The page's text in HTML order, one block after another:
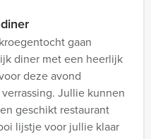
gaan
diner met een heerlijk
deze avond
Jullie kunnen
geschikt restaurant
lijstje voor jullie klaar